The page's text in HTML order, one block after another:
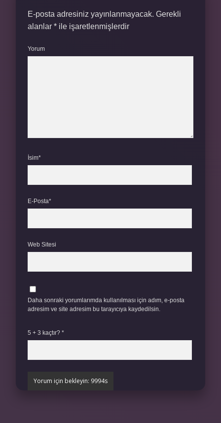
E-posta adresiniz yayınlanmayacak. Gerekli
alanlar * ile işaretlenmişlerdir
Yorum
İsim*
E-Posta*
Web Sitesi
Daha sonraki yorumlarımda kullanılması için adım, e-posta
adresim ve site adresim bu tarayıcıya kaydedilsin.
5 + 3 kaçtır? *